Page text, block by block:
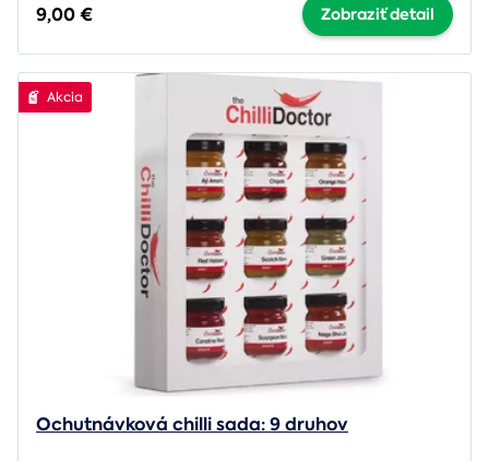
9,00 € Zobraziť detail
Akcia
Ochutnávková chilli sada: 9 druhov